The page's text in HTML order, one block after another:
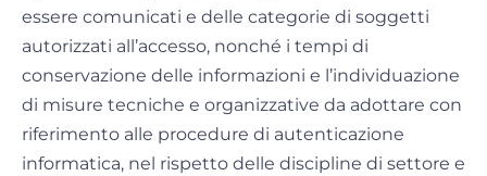
essere comunicati e delle categorie di soggetti
autorizzati all’accesso, nonché i tempi di
conservazione delle informazioni e l’individuazione
di misure tecniche e organizzative da adottare con
riferimento alle procedure di autenticazione
informatica, nel rispetto delle discipline di settore e